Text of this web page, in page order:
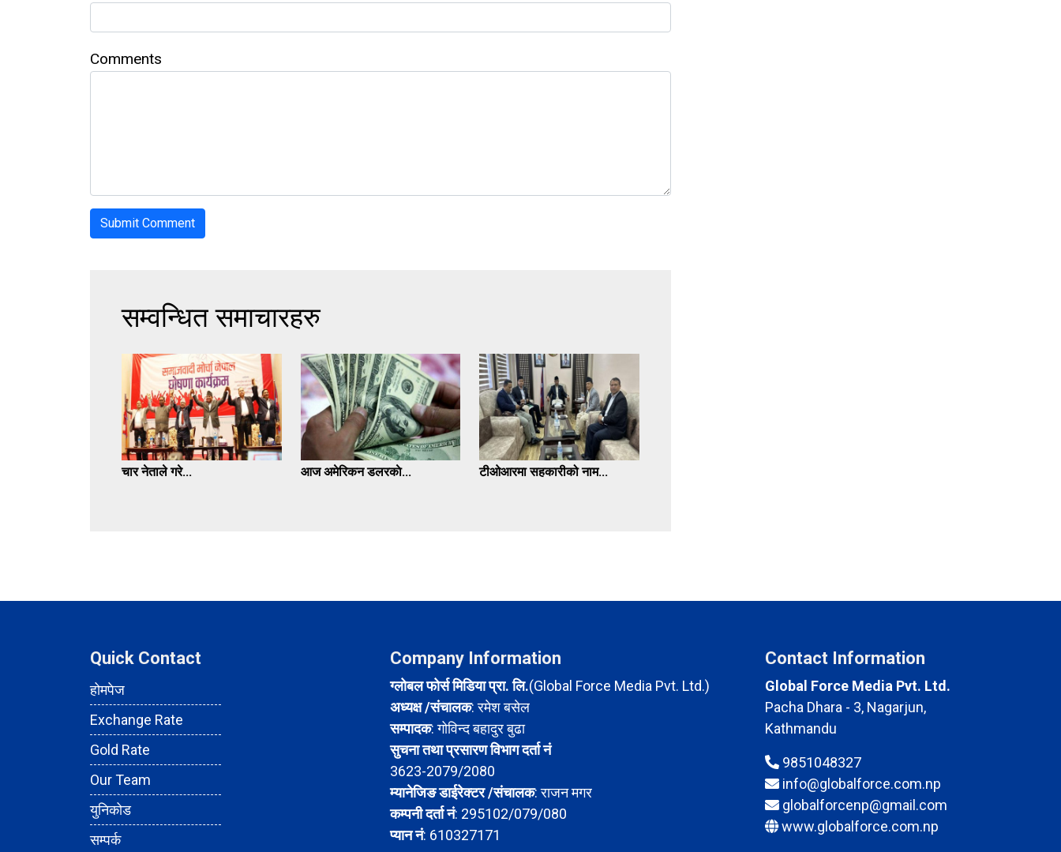
Comments
सम्वन्धित समाचारहरु
चार नेताले गरे... आज अमेरिकन डलरकाे... टीओआरमा सहकारीको नाम...
Quick Contact
होमपेज
Exchange Rate
Gold Rate
Our Team
युनिकोड
सम्पर्क
Company Information
ग्लोबल फोर्स मिडिया प्रा. लि.(Global Force Media Pvt. Ltd.)
अध्यक्ष /संचालक: रमेश बसेल
सम्पादक: गोविन्द बहादुर बुढा
सुचना तथा प्रसारण विभाग दर्ता नं
3623-2079/2080
म्यानेजिङ डाईरेक्टर /संचालक: राजन मगर
कम्पनी दर्ता नं: 295102/079/080
प्यान नं: 610327171
Contact Information
Global Force Media Pvt. Ltd.
Pacha Dhara - 3, Nagarjun,
Kathmandu
9851048327
info@globalforce.com.np
globalforcenp@gmail.com
www.globalforce.com.np